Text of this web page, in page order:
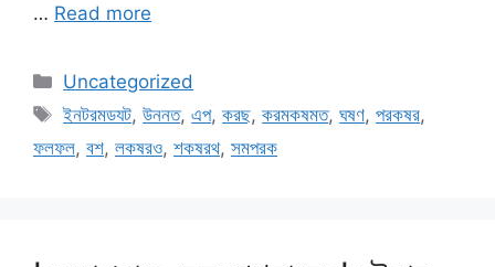
… Read more
Categories
Uncategorized
Tags
ইনটরমডযট,উননত,এপ,করছ,করমকষমত,ঘষণ,পরকষর,
ফলফল, বশ, লকষরও, শকষরথ, সমপরক